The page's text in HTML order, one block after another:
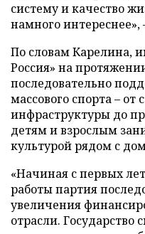
систему и качество
намного интереснее»,
По словам Карелина,
Россия» на
последовательно
массового спорта – от
инфраструктуры до
детям и взрослым
культурой рядом с
«Начиная с первых
работы партия
увеличения
отрасли. Государство